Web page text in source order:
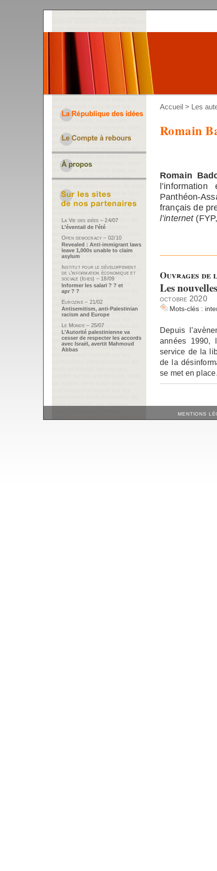
Accueil > Les
Romain
Romain
Panthéon-
français de
l’internet
Ouvrages
Les
octobre 2020
Mots-clés :
Depuis
années 1990,
service de la
de la
se met en
La Vie des idées – 24/07
L’éventail de l’été
Open democracy – 02/10
Revealed : Anti-immigrant laws
leave 1,000s unable to claim
asylum
Institut pour le développement
de l’information économique et
sociale (Idies) – 18/09
Informer les salari ? ? et
apr ? ?
Eurozine – 21/02
Antisemitism, anti-Palestinian
racism and Europe
Le Monde – 25/07
L’Autorité palestinienne va
cesser de respecter les accords
avec Israël, avertit Mahmoud
Abbas
MENTIONS